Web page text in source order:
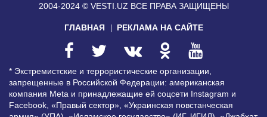
2004-2024 © VESTI.UZ ВСЕ ПРАВА ЗАЩИЩЕНЫ
ГЛАВНАЯ РЕКЛАМА НА САЙТЕ
* Экстремистские и террористические организации,
запрещенные в Российской Федерации: американская
компания Meta и принадлежащие ей соцсети Instagram и
Facebook, «Правый сектор», «Украинская повстанческая